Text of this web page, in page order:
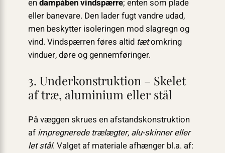
endampåben vindspærre; enten som plade
eller banevare. Den lader fugt vandre udad,
men beskytter isoleringen mod slagregn og
vind. Vindspærren føres altid tætomkring
vinduer, døre og gennemføringer.
3. Underkonstruktion – Skelet
af træ, aluminium eller stål
På væggen skrues en afstandskonstruktion
af impregnerede trælægter, alu-skinner eller
let stål. Valget af materiale afhænger bl.a. af: